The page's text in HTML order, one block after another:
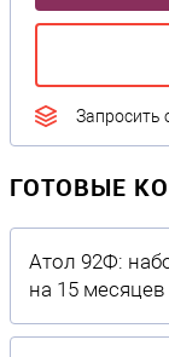
Запросить
ГОТОВЫЕ
Атол 92Ф:
на 15